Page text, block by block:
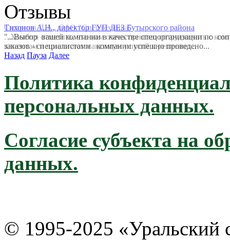
Отзывы
Смирнов Д.А., ОАО "Спецтехника"
...Хочется отметить, что нам очень приятно сотрудничать с
клиентам и прилагают максимум усилий к решению...
Назад Пауза Далее
Политика
персональных данных.
Согласие субъекта на
данных.
© 1995-2025 «Уральский